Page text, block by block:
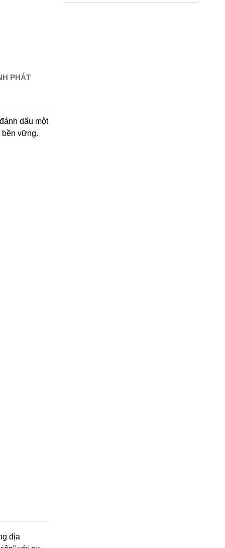
PHÁT
dấu một
bền vững.
địa